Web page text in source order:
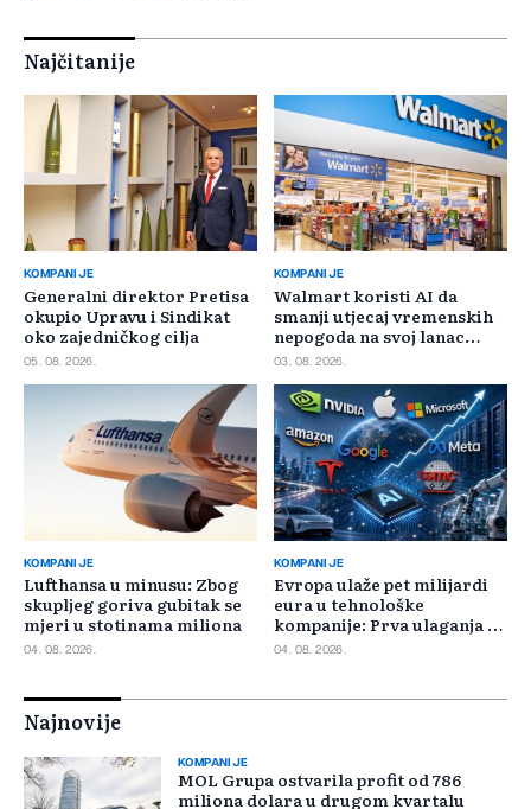
Najčitanije
KOMPANIJE
Generalni direktor Pretisa
okupio Upravu i Sindikat
oko zajedničkog cilja
05. 08. 2026.
KOMPANIJE
Walmart koristi AI da
smanji utjecaj vremenskih
nepogoda na svoj lanac
snabdijevanja
03. 08. 2026.
KOMPANIJE
Lufthansa u minusu: Zbog
skupljeg goriva gubitak se
mjeri u stotinama miliona
04. 08. 2026.
KOMPANIJE
Evropa ulaže pet milijardi
eura u tehnološke
kompanije: Prva ulaganja na
jesen
04. 08. 2026.
Najnovije
KOMPANIJE
MOL Grupa ostvarila profit od 786
miliona dolara u drugom kvartalu